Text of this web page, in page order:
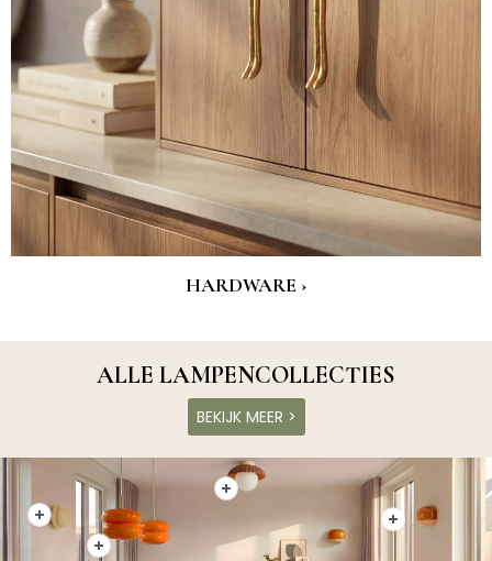
HARDWARE ›
ALLE LAMPENCOLLECTIES
BEKIJK MEER >